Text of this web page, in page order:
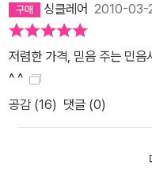
싱클레어 2010-03-
저렴한 가격, 믿음 주는 민
^ ^
공감 (16) 댓글 (0)